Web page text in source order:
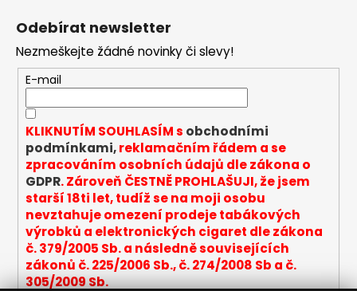
Odebírat newsletter
Nezmeškejte žádné novinky či slevy!
E-mail
KLIKNUTÍM SOUHLASÍM s obchodními
podmínkami,reklamačním řádem a se
zpracováním osobních údajů dle zákona o
GDPR. Zároveň ČESTNĚ PROHLAŠUJI, že jsem
starší 18ti let, tudíž se na moji osobu
nevztahuje omezení prodeje tabákových
výrobků a elektronických cigaret dle zákona
č. 379/2005 Sb. a následně souvisejících
zákonů č. 225/2006 Sb., č. 274/2008 Sb a č.
305/2009 Sb.